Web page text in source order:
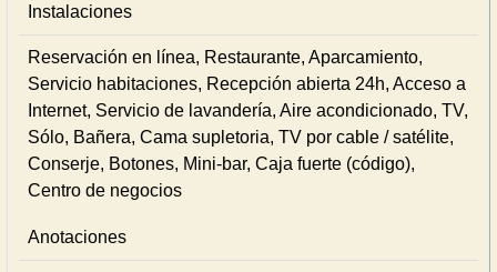
Instalaciones
Reservación en línea, Restaurante, Aparcamiento,
Servicio habitaciones, Recepción abierta 24h, Acceso a
Internet, Servicio de lavandería, Aire acondicionado, TV,
Sólo, Bañera, Cama supletoria, TV por cable / satélite,
Conserje, Botones, Mini-bar, Caja fuerte (código),
Centro de negocios
Anotaciones